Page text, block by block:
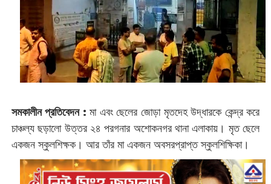
সমকালীন প্রতিবেদন : ‌মা এবং ছেলের জোড়া মৃতদেহ উদ্ধারকে কেন্দ্র করে
চাঞ্চল্য ছড়ালো উত্তর ২৪ পরগনার অশোকনগর থানা এলাকায়। মৃত ছেলে
একজন স্কুলশিক্ষক। আর তাঁর মা একজন অবসরপ্রাপ্ত স্কুলশিক্ষিকা।